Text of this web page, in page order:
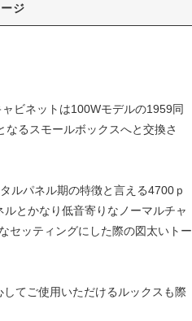
ジ
ビネットは100Wモデルの1959同
るスモールボックスへと交換さ
ルパネル期の特徴と言える4700ｐ
とかなり低音寄りなノーマルチャ
セッティングにした際の図太いトー
てご使用いただけるルックスも際